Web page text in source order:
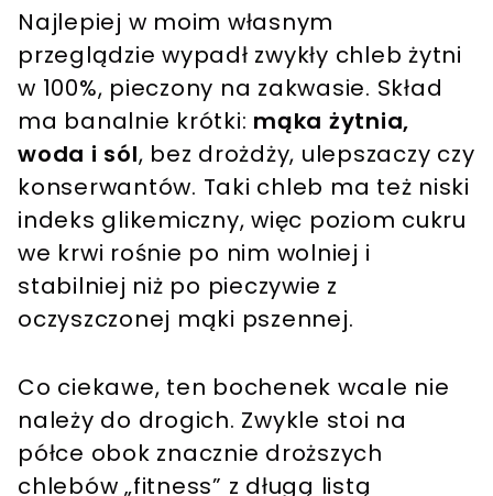
Najlepiej w moim własnym
przeglądzie wypadł zwykły chleb żytni
w 100%, pieczony na zakwasie. Skład
ma banalnie krótki: mąka żytnia,
woda i sól, bez drożdży, ulepszaczy czy
konserwantów. Taki chleb ma też niski
indeks glikemiczny, więc poziom cukru
we krwi rośnie po nim wolniej i
stabilniej niż po pieczywie z
oczyszczonej mąki pszennej.
Co ciekawe, ten bochenek wcale nie
należy do drogich. Zwykle stoi na
półce obok znacznie droższych
chlebów „fitness” z długą listą